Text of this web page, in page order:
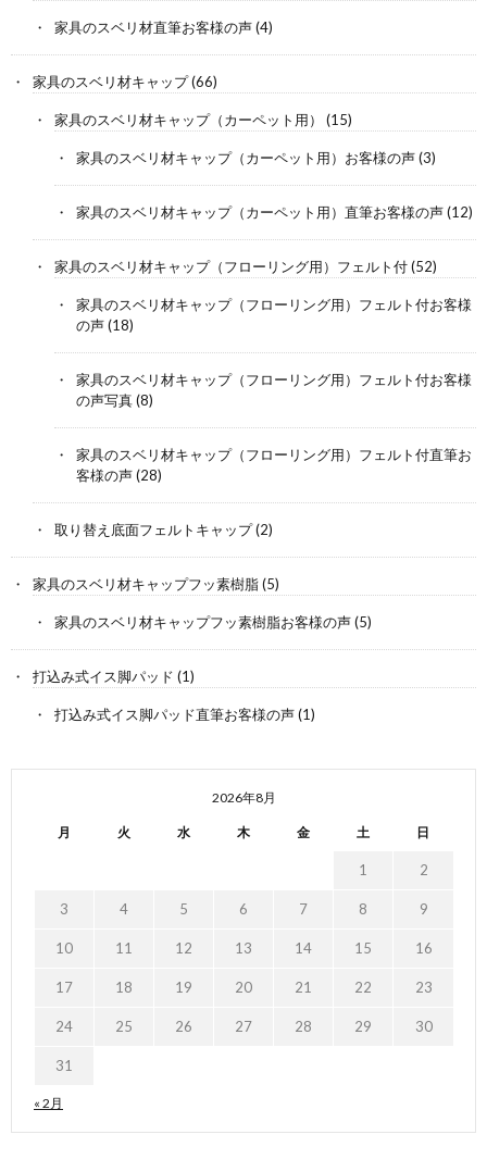
家具のスベリ材直筆お客様の声(4)
家具のスベリ材キャップ(66)
家具のスベリ材キャップ（カーペット用） (15)
家具のスベリ材キャップ（カーペット用）お客様の声(3)
家具のスベリ材キャップ（カーペット用）直筆お客様の声(12)
家具のスベリ材キャップ（フローリング用）フェルト付(52)
家具のスベリ材キャップ（フローリング用）フェルト付お客様
の声(18)
家具のスベリ材キャップ（フローリング用）フェルト付お客様
の声写真(8)
家具のスベリ材キャップ（フローリング用）フェルト付直筆お
客様の声(28)
取り替え底面フェルトキャップ(2)
家具のスベリ材キャップフッ素樹脂(5)
家具のスベリ材キャップフッ素樹脂お客様の声(5)
打込み式イス脚パッド (1)
打込み式イス脚パッド直筆お客様の声(1)
2026年8月
月 火 水 木 金 土 日
« 2月
1 2
3 4 5 6 7 8 9
10 11 12 13 14 15 16
17 18 19 20 21 22 23
24 25 26 27 28 29 30
31